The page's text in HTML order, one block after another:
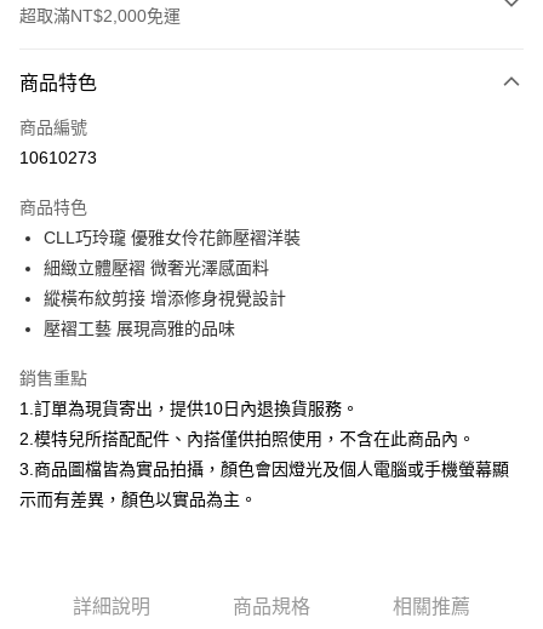
超取滿NT$2,000免運
信用卡一次付款
信用卡分期付款
合作金庫商業銀行
華南商業銀行
彰化商業銀行
上海商業儲蓄銀行
國泰世華商業銀行
臺灣中小企業銀行
聯邦商業銀行
元大商業銀行
永豐商業銀行
台新國際商業銀行
中國信託商業銀行
台灣樂天信用卡公司
超商取貨付款
LINE Pay
Apple Pay
悠遊付
Google Pay
全盈+PAY
【大哥付你分期使用說明】
1.本服務由台灣大哥大提供，台灣大哥大用戶可立即使用無須另外申請。
AFTEE先享後付
商品特色
商品編號
10610273
商品特色
CLL巧玲瓏 優雅女伶花飾壓褶洋裝
細緻立體壓褶 微奢光澤感面料
縱橫布紋剪接 增添修身視覺設計
壓褶工藝 展現高雅的品味
銷售重點
1.訂單為現貨寄出，提供10日內退換貨服務。
2.模特兒所搭配配件、內搭僅供拍照使用，不含在此商品內。
3.商品圖檔皆為實品拍攝，顏色會因燈光及個人電腦或手機螢幕顯
示而有差異，顏色以實品為主。
詳細說明 商品規格 相關推薦